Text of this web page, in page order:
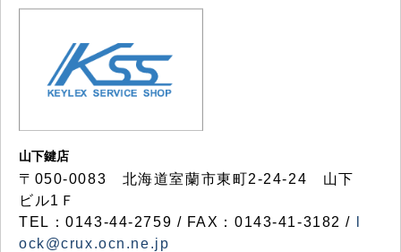
山下鍵店
〒050-0083 北海道室蘭市東町2-24-24 山下
ビル1Ｆ
TEL：0143-44-2759 / FAX：0143-41-3182 /
ock@crux.ocn.ne.jp